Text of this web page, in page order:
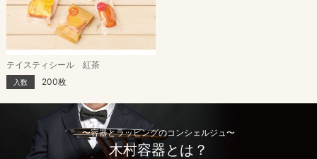
テイスティシール 紅茶
入数 200枚
〜容器とラッピングのコンシェルジュ〜
木村容器とは？